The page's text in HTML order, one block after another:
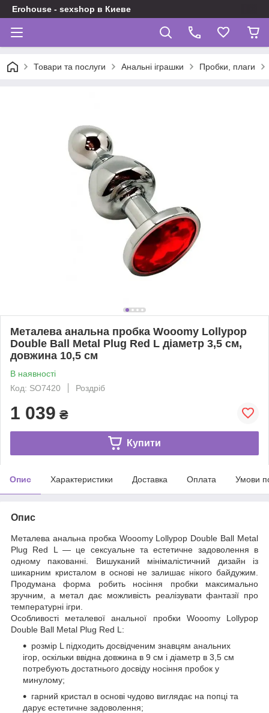
Erohouse - sexshop в Киеве
Товари та послуги Анальні іграшки Пробки, плаги
Металева анальна пробка Wooomy Lollypop
Double Ball Metal Plug Red L діаметр 3,5 см,
довжина 10,5 см
В наявності
Код: SO7420
Роздріб
1 039 ₴
Купити
Опис Характеристики Доставка Оплата Умови
Опис
Металева анальна пробка Wooomy Lollypop Double Ball Metal
Plug Red L — це сексуальне та естетичне задоволення в
одному пакованні. Вишуканий мінімалістичний дизайн із
шикарним кристалом в основі не залишає нікого байдужим.
Продумана форма робить носіння пробки максимально
зручним, а метал дає можливість реалізувати фантазії про
температурні ігри.
Особливості металевої анальної пробки Wooomy Lollypop
Double Ball Metal Plug Red L:
розмір L підходить досвідченим знавцям анальних
ігор, оскільки ввідна довжина в 9 см і діаметр в 3,5 см
потребують достатнього досвіду носіння пробок у
минулому;
гарний кристал в основі чудово виглядає на попці та
дарує естетичне задоволення;